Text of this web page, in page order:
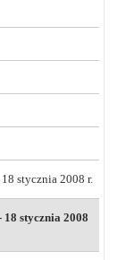
stycznia 2008 r.
18 stycznia 2008